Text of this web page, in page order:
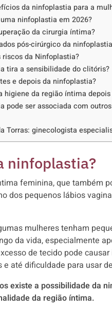
da ninfoplastia para a
ninfoplastia em 2026?
da cirurgia íntima?
pós-cirúrgico da
riscos da Ninfoplastia?
tira a sensibilidade do clitóris?
e depois da ninfoplastia?
higiene da região íntima
pode ser associada com
Torras: ginecologista
ninfoplastia?
feminina, que também
dos pequenos lábios
mulheres tenham
da vida, especialmente
de tecido pode
e até dificuldade para usar
existe a possibilidade da
da região íntima.